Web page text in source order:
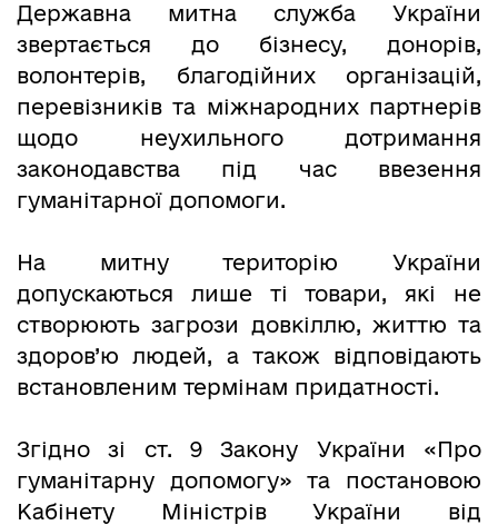
Державна митна служба України
звертається до бізнесу, донорів,
волонтерів, благодійних організацій,
перевізників та міжнародних партнерів
щодо неухильного дотримання
законодавства під час ввезення
гуманітарної допомоги.
На митну територію України
допускаються лише ті товари, які не
створюють загрози довкіллю, життю та
здоров’ю людей, а також відповідають
встановленим термінам придатності.
Згідно зі ст. 9 Закону України «Про
гуманітарну допомогу» та постановою
Кабінету Міністрів України від